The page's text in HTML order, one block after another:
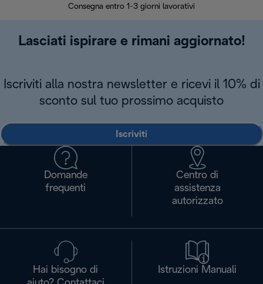
Consegna entro 1-3 giorni lavorativi
Lasciati ispirare e rimani aggiornato!
Iscriviti alla nostra newsletter e ricevi il 10% di
sconto sul tuo prossimo acquisto
Iscriviti
Domande
frequenti
Centro di
assistenza
autorizzato
Hai bisogno di
Istruzioni Manuali